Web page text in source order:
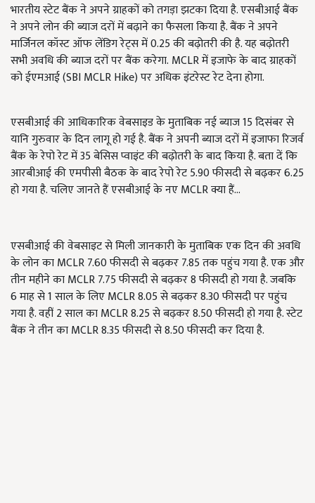
भारतीय स्टेट बैंक ने अपने ग्राहकों को तगड़ा झटका दिया है. एसबीआई बैंक
ने अपने लोन की ब्याज दरों में बढ़ाने का फैसला किया है. बैंक ने अपने
मार्जिनल कॉस्ट ऑफ लेंडिग रेट्स में 0.25 की बढ़ोतरी की है. यह बढ़ोतरी
सभी अवधि की ब्याज दरों पर बैंक करेगा. MCLR में इजाफे के बाद ग्राहकों
को ईएमआई (SBI MCLR Hike) पर अधिक इंटरेस्ट रेट देना होगा.
एसबीआई की आधिकारिक वेबसाइड के मुताबिक नई ब्याज 15दिसंबर से
यानि गुरुवार के दिन लागू हो गई है. बैंक ने अपनी ब्याज दरों में इजाफा रिजर्व
बैंक के रेपो रेट में35बेसिस प्वाइंट की बढ़ोतरी के बाद किया है. बता दें कि
आरबीआई की एमपीसी बैठक के बाद रेपो रेट5.90फीसदी से बढ़कर6.25
हो गया है. चलिए जानते हैं एसबीआई के नएMCLR क्या हैं...
एसबीआई की वेबसाइट से मिली जानकारी के मुताबिक एक दिन की अवधि
के लोन का MCLR 7.60 फीसदी से बढ़कर 7.85तक पहुंच गया है. एक और
तीन महीने काMCLR 7.75फीसदी से बढ़कर8फीसदी हो गया है. जबकि
6माह से1साल के लिएMCLR 8.05से बढ़कर8.30फीसदी पर पहुंच
गया है. वहीं2साल काMCLR 8.25से बढ़कर8.50फीसदी हो गया है. स्टेट
बैंक ने तीन काMCLR 8.35फीसदी से8.50फीसदी कर दिया है.